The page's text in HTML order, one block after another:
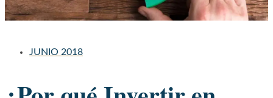
JUNIO 2018